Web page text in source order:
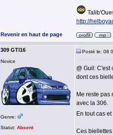
http://
Revenir en haut de page
309 GTI16
Novice
Genre:
Statut: Absent
Posté le: 08
@ Guil: C'est
dont ces
Me reste pas
avec la 306.
En tout cas
Ces